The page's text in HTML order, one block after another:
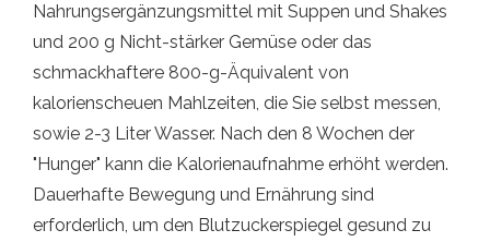
Nahrungsergänzungsmittel mit Suppen und Shakes
und 200 g Nicht-stärker Gemüse oder das
schmackhaftere 800-g-Äquivalent von
kalorienscheuen Mahlzeiten, die Sie selbst messen,
sowie 2-3 Liter Wasser. Nach den 8 Wochen der
"Hunger" kann die Kalorienaufnahme erhöht werden.
Dauerhafte Bewegung und Ernährung sind
erforderlich, um den Blutzuckerspiegel gesund zu